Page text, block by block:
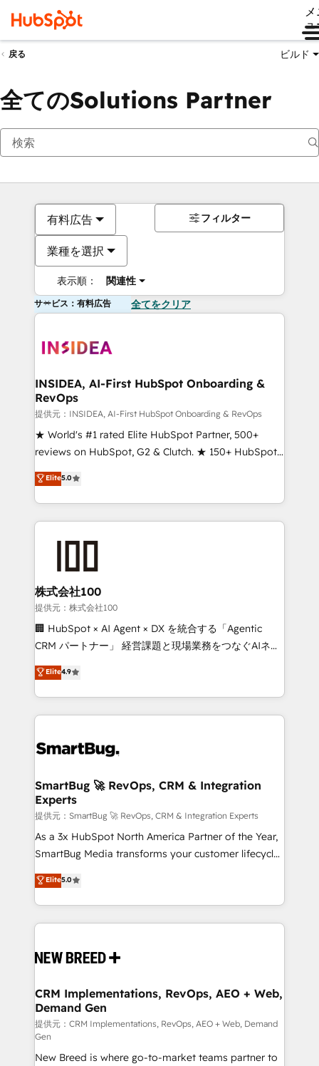
ュ
戻る ビルド
全てのSolutions Partner
有料広告
業種を選択
表示順： 関連性
フィルター
サービス：有料広告 全てをクリア
INSIDEA, AI-First HubSpot Onboarding &
RevOps
提供元：INSIDEA, AI-First HubSpot Onboarding & RevOps
★ World's #1 rated Elite HubSpot Partner, 500+
reviews on HubSpot, G2 & Clutch. ★ 150+ HubSpot
Certified Experts & Trainers across the team ★
1,500+ implementations across five continents ★ AI-
First, RevOps-led, Onboarding obsessed ★
Company of the Year 2024/25 INSIDEA helps
and build AI-powered workflows that drive adoption
from week one, in your time zone. What we do ➤
Onboarding: Live in weeks, with workflows built
around your business, not a template. ➤ Migration:
Move from any legacy CRM. Zero downtime, full data
run your revenue process. Sales, marketing, and
service wired together. ➤ AI and Integrations: Layer
tune-ups, feature rollouts, adoption coaching. Buying
HubSpot, switching to it, or reviving a stale portal?
We are built for the work.
Elite5.0
株式会社100
提供元：株式会社100
🏢 HubSpot × AI Agent × DX を統合する「Agentic
CRM パートナー」 経営課題と現場業務をつなぐAIネイ
ティブ・エージェンシーとして、HubSpot Eliteの実装
力で顧客フロント業務を再設計します。 💡 100inc は何
をする会社か？ HubSpotを共通基盤に、AIエージェン
トを組み込んだ顧客フロント業務（マーケティング・営
ィブ・エージェンシーです。事業部・グループ会社・部
を、CRMを軸とした全社共通基盤に再構築します。意
思決定者・PMO・現場担当者に並走します。 1️⃣
HubSpot導入・活用支援 顧客データの一元化から、
GTMの見える化・自動化まで。全Hub統合運用、デー
タ品質設計、グループ横断のCRM統合に対応します。
の一部をAIが自律実行する組織への移行を設計・実装。
Breeze・Claude等をHubSpotと連携させ、役割定義・
革を、構想から実装・定着までPMOとして主導。「設
の統合・浸透・変革管理を実行します。 ▸ CMS戦略設
計・構築：リード獲得・CVR・SEOを前提にした情報設
計・導線設計・テンプレート設計をContent Hubで一体
提供。 ▸ 既存CRM・MAからの移行支援：Salesforce・
Marketo・Pardot等からの移行、カスタム設計、履歴
Elite4.9
SmartBug 🚀 RevOps, CRM & Integration
Experts
提供元：SmartBug 🚀 RevOps, CRM & Integration Experts
As a 3x HubSpot North America Partner of the Year,
SmartBug Media transforms your customer lifecycle
into a revenue engine. Our unified ecosystem
includes specialized divisions Globalia (AI &
Software) and Point Success Media (Paid Media),
making this the official home for all three brands. 🔄
and system integrations powered by Globalia’s
trainers to drive platform adoption. 📈 Revenue
Generation - Full-funnel marketing and high-
performance advertising via Point Success Media. -
Expert deployment of Breeze AI and custom agents
to automate growth. 🏆 Elite Excellence - 8 platform
Elite5.0
CRM Implementations, RevOps, AEO + Web,
Demand Gen
提供元：CRM Implementations, RevOps, AEO + Web, Demand
Gen
New Breed is where go-to-market teams partner to